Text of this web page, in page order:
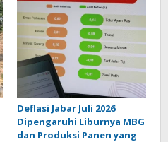
Deflasi Jabar Juli 2026
Dipengaruhi Liburnya MBG
dan Produksi Panen yang